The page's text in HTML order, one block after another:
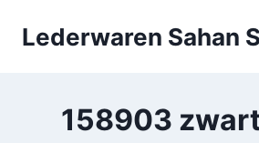
Lederwaren Sahan
158903